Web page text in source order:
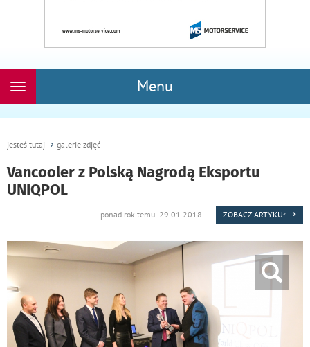
Menu
Rozwiń
jesteś tutaj galerie zdjęć
Vancooler z Polską Nagrodą Eksportu
UNIQPOL
ponad rok temu 29.01.2018 ZOBACZ ARTYKUŁ